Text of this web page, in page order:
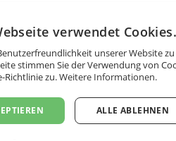
an:
verwendet Cookies.
unserer Website
stimmen Sie der Verwendung von
Richtlinie zu.Weitere Informationen.
ALLE ABLEHNEN